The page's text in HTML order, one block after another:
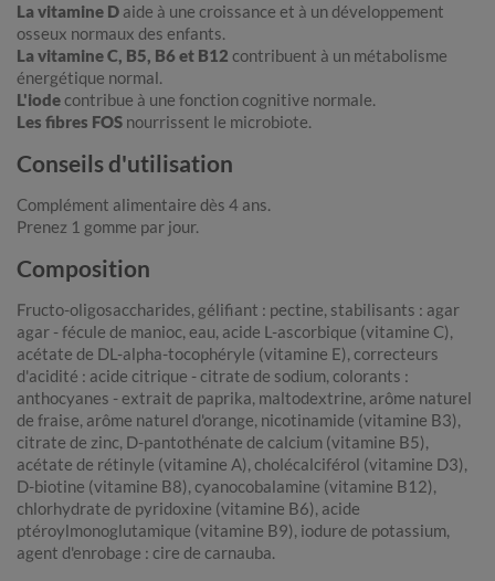
La vitamine D aide à une croissance et à un développement
osseux normaux des enfants.
La vitamine C, B5, B6 et B12 contribuent à un métabolisme
énergétique normal.
L'iodecontribue à une fonction cognitive normale.
Les fibres FOS nourrissent le microbiote.
Conseils d'utilisation
Complément alimentaire dès 4 ans.
Prenez 1 gomme par jour.
Composition
Fructo-oligosaccharides, gélifiant : pectine, stabilisants : agar
agar - fécule de manioc, eau, acide L-ascorbique (vitamine C),
acétate de DL-alpha-tocophéryle (vitamine E), correcteurs
d'acidité : acide citrique - citrate de sodium, colorants :
anthocyanes - extrait de paprika, maltodextrine, arôme naturel
de fraise, arôme naturel d'orange, nicotinamide (vitamine B3),
citrate de zinc, D-pantothénate de calcium (vitamine B5),
acétate de rétinyle (vitamine A), cholécalciférol (vitamine D3),
D-biotine (vitamine B8), cyanocobalamine (vitamine B12),
chlorhydrate de pyridoxine (vitamine B6), acide
ptéroylmonoglutamique (vitamine B9), iodure de potassium,
agent d'enrobage : cire de carnauba.